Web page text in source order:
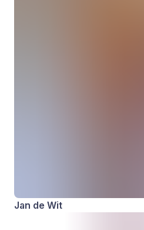
Jan de Wit